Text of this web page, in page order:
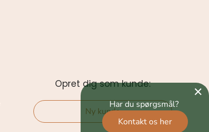
Opret dig som kunde:
Ny kunde
×
Har du spørgsmål?
Kontakt os her